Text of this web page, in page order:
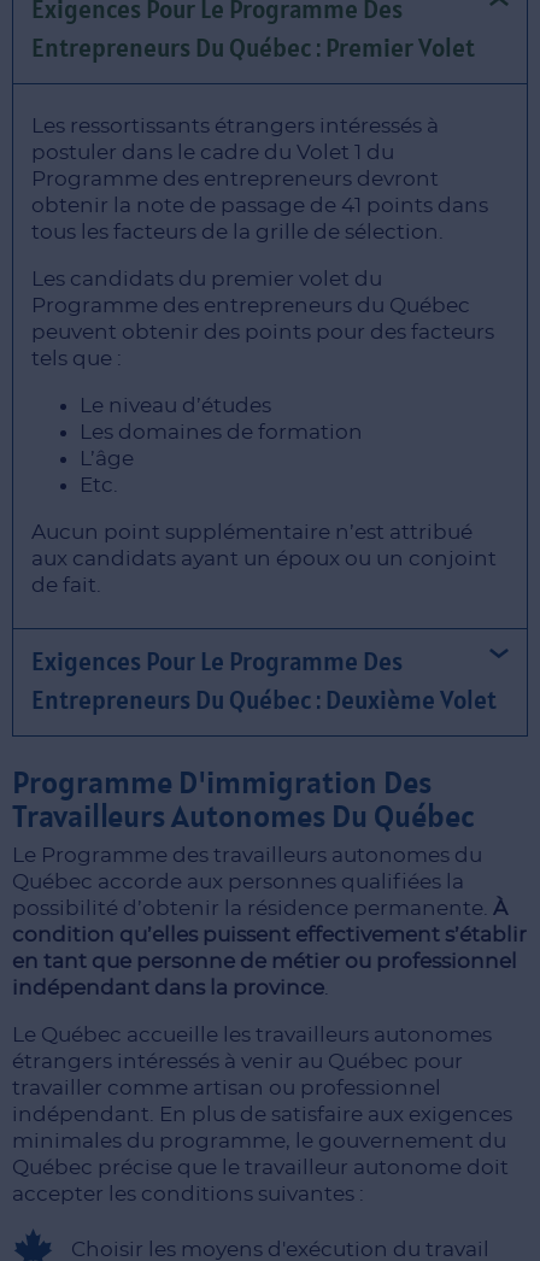
Exigences Pour Le Programme Des
Entrepreneurs Du Québec : Premier Volet
Les ressortissants étrangers intéressés à
postuler dans le cadre du Volet 1 du
Programme des entrepreneurs devront
obtenir la note de passage de 41 points dans
tous les facteurs de la grille de sélection.
Les candidats du premier volet du
Programme des entrepreneurs du Québec
peuvent obtenir des points pour des facteurs
tels que :
Le niveau d’études
Les domaines de formation
L’âge
Etc.
Aucun point supplémentaire n’est attribué
aux candidats ayant un époux ou un conjoint
de fait.
Exigences Pour Le Programme Des
Entrepreneurs Du Québec : Deuxième Volet
Programme D'immigration Des
Travailleurs Autonomes Du Québec
Le Programme des travailleurs autonomes du
Québec accorde aux personnes qualifiées la
possibilité d’obtenir la résidence permanente. À
condition qu’elles puissent effectivement s’établir
en tant que personne de métier ou professionnel
indépendant dans la province
Le Québec accueille les travailleurs autonomes
étrangers intéressés à venir au Québec pour
travailler comme artisan ou professionnel
indépendant. En plus de satisfaire aux exigences
minimales du programme, le gouvernement du
Québec précise que le travailleur autonome doit
accepter les conditions suivantes :
Choisir les moyens d'exécution du travail